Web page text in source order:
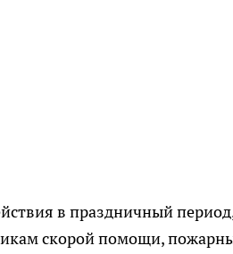
в праздничный
скорой помощи,